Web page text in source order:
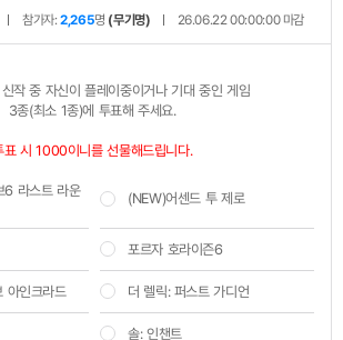
참가자: 2,265명 (무기명) 26.06.22 00:00:00마감
작 중 자신이 플레이중이거나 기대 중인 게임
3종(최소 1종)에 투표해 주세요.
표 시 1000이니를 선물해드립니다.
6 라스트 라운
(NEW)어센드 투 제로
포르자 호라이즌6
아인크라드 더 렐릭: 퍼스트 가디언
솔: 인챈트